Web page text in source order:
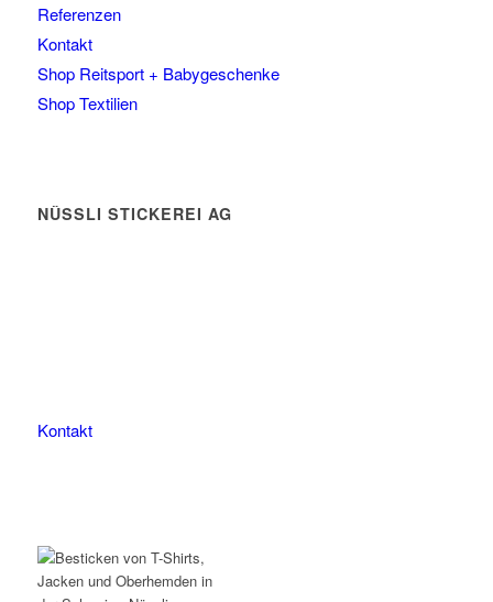
Referenzen
Kontakt
Shop Reitsport + Babygeschenke
Shop Textilien
NÜSSLI STICKEREI AG
Kontakt